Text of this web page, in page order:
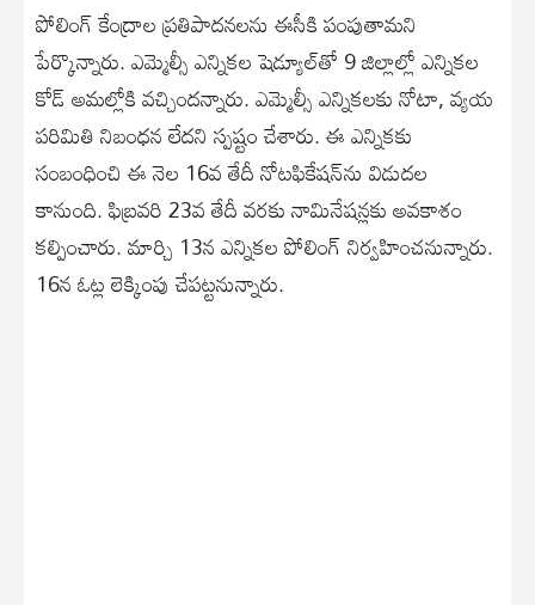
పోలింగ్ కేంద్రాల ప్ర‌తిపాద‌న‌ల‌ను ఈసీకి పంపుతామ‌ని
పేర్కొన్నారు. ఎమ్మెల్సీ ఎన్నిక‌ల షెడ్యూల్‌తో 9 జిల్లాల్లో ఎన్నిక‌ల
కోడ్ అమ‌ల్లోకి వ‌చ్చింద‌న్నారు. ఎమ్మెల్సీ ఎన్నిక‌ల‌కు నోటా, వ్య‌య
ప‌రిమితి నిబంధ‌న లేద‌ని స్ప‌ష్టం చేశారు. ఈ ఎన్నిక‌కు
సంబంధించి ఈ నెల 16వ తేదీ నోట‌ఫికేష‌న్‌ను విడుద‌ల
కానుంది. ఫిబ్ర‌వ‌రి 23వ తేదీ వ‌ర‌కు నామినేష‌న్ల‌కు అవ‌కాశం
క‌ల్పించారు. మార్చి 13న ఎన్నిక‌ల పోలింగ్ నిర్వ‌హించ‌నున్నారు.
16న ఓట్ల లెక్కింపు చేప‌ట్ట‌నున్నారు.